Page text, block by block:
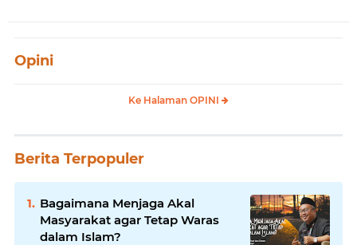
Opini
Ke Halaman OPINI
Berita Terpopuler
Bagaimana Menjaga Akal
Masyarakat agar Tetap Waras
dalam Islam?